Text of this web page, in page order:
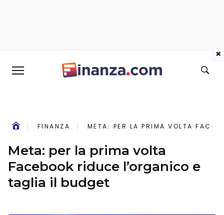
FINANZA META: PER LA PRIMA VOLTA
Meta: per la prima volta
Facebook riduce l’organico e
taglia il budget
×